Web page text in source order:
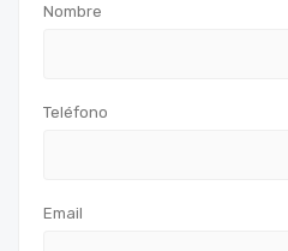
Nombre
Teléfono
Email